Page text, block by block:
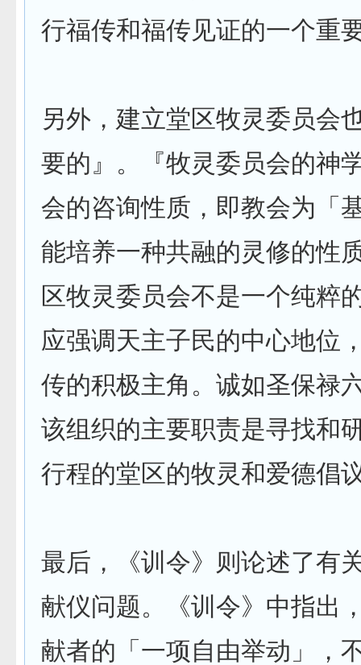
行福传和福传见证的一个重
另外，建立堂区牧灵委员会
要的』。『牧灵委员会的神
会的咨询性质，即教会为「
能培养一种共融的灵修的性
区牧灵委员会不是一个纯粹
应强调天主子民的中心地位
传的积极主角。诚如圣保禄
该组织的主要职责是寻找和
行程的堂区的牧灵和爱德倡
最后，《训令》则论述了有
献仪问题。《训令》中指出
献者的「一项自由举动」，